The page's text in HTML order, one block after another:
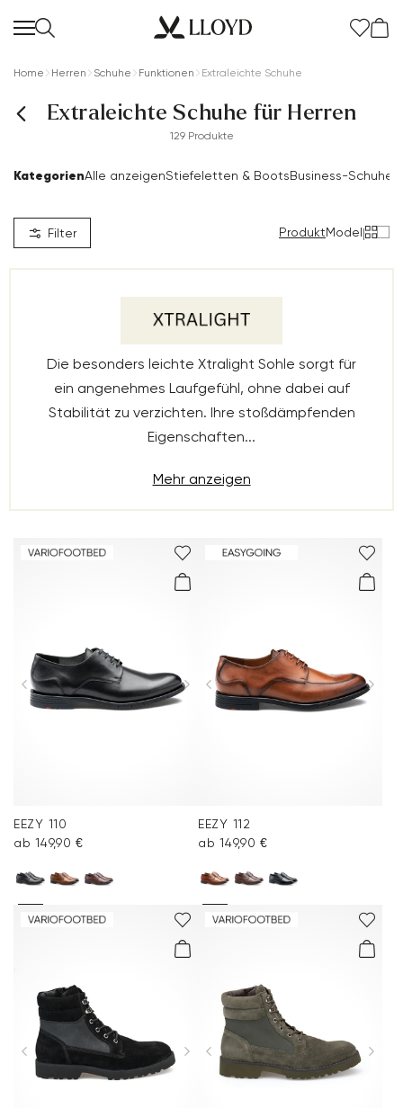
Home Herren Schuhe Funktionen Extraleichte Schuhe
Extraleichte Schuhe für Herren
129 Produkte
KategorienAlle anzeigenStiefeletten & BootsBusiness-Schuhe
Filter ProduktModel|
Die besonders leichte Xtralight Sohle sorgt für
ein angenehmes Laufgefühl, ohne dabei auf
Stabilität zu verzichten. Ihre stoßdämpfenden
Eigenschaften...
Mehr anzeigen
EEZY 110
ab 149,90 €
EEZY 112
ab 149,90 €